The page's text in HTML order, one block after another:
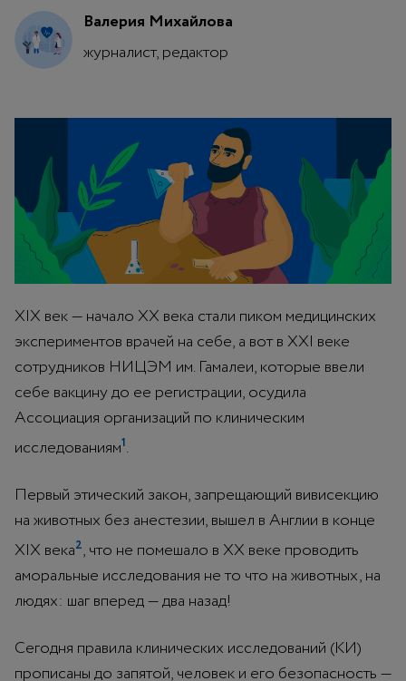
Валерия Михайлова
журналист, редактор
XIX век — начало XX века стали пиком медицинских
экспериментов врачей на себе, а вот в XXI веке
сотрудников НИЦЭМ им. Гамалеи, которые ввели
себе вакцину до ее регистрации, осудила
Ассоциация организаций по клиническим
исследованиям1.
Первый этический закон, запрещающий вивисекцию
на животных без анестезии, вышел в Англии в конце
XIX века2, что не помешало в XX веке проводить
аморальные исследования не то что на животных, на
людях: шаг вперед — два назад!
Сегодня правила клинических исследований (КИ)
прописаны до запятой, человек и его безопасность —